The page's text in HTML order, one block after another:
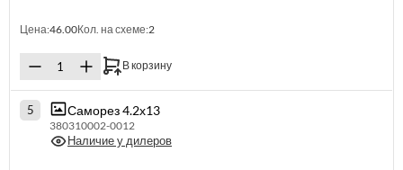
Цена:46.00Кол. на схеме:2
В корзину
5 Саморез 4.2х13
380310002-0012
Наличие у дилеров